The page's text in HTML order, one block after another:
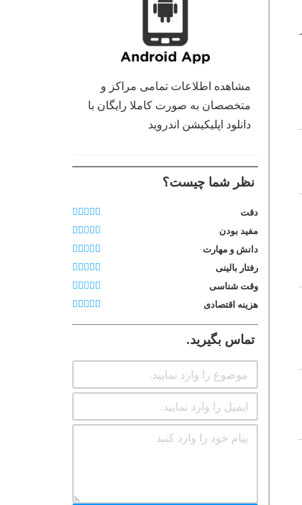
مشاهده اطلاعات تمامی مراکز و
متخصصان به صورت کاملا رایگان با
دانلود اپلیکیشن اندروید
نظر شما چیست؟
دقت
مفید بودن
دانش و مهارت
رفتار بالینی
وقت شناسی
هزینه اقتصادی
تماس بگیرید.